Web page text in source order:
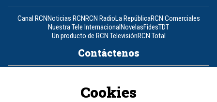
Canal RCNNoticias RCNRCN RadioLa RepúblicaRCN Comerciales
Nuestra Tele InternacionalNovelasFidesTDT
Un producto de RCN TelevisiónRCN Total
Contáctenos
Cookies